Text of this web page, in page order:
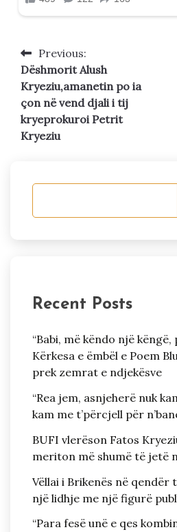
Post
navigation
Previous:
Dëshmorit Alush
Kryeziu,amanetin po ia
çon në vend djali i tij
kryeprokuroi Petrit
Kryeziu
Recent Posts
“Babi, më këndo një
Kërkesa e ëmbël e Poem
prek zemrat e ndjekësve
“Rea jem, asnjeherë nuk
kam me t’përcjell për
BUFI vlerëson Fatos
meriton më shumë të jetë
Vëllai i Brikenës në qendër
një lidhje me një figurë
“Para fesë unë e qes